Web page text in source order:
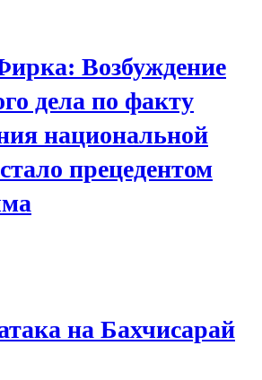
Возбуждение
дела по факту
национальной
прецедентом
на Бахчисарай